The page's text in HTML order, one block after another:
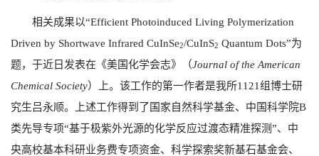
相关成果以“Efficient Photoinduced Living Polymerization
Driven by Shortwave Infrared CuInSe2/CuInS2 Quantum Dots”为
题，于近日发表在《美国化学会志》（Journal of the American
Chemical Society）上。该工作的第一作者是我所1121组博士研
究生吕永顺。上述工作得到了国家自然科学基金、中国科学院B
类先导专项“基于极紫外光源的化学反应过渡态精准探测”、中
央高校基本科研业务费专项资金、科学探索奖新基石基金会、